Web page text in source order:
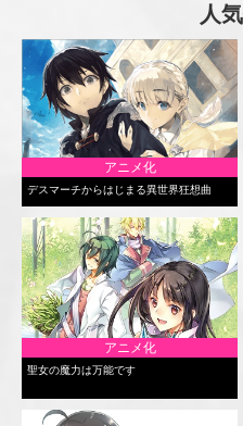
人
アニメ化
デスマーチからはじまる異世界狂想曲
アニメ化
聖女の魔力は万能です